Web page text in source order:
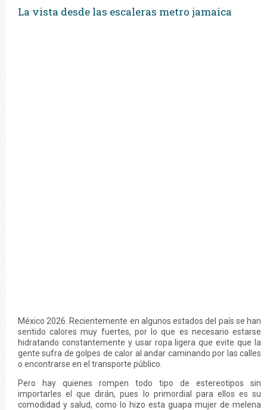
La vista desde las escaleras metro jamaica
México 2026. Recientemente en algunos estados del país se han
sentido calores muy fuertes, por lo que es necesario estarse
hidratando constantemente y usar ropa ligera que evite que la
gente sufra de golpes de calor al andar caminando por las calles
o encontrarse en el transporte público.
Pero hay quienes rompen todo tipo de estereotipos sin
importarles el que dirán, pues lo primordial para ellos es su
comodidad y salud, como lo hizo esta guapa mujer de melena